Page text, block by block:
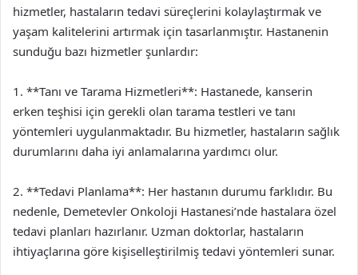
hizmetler, hastaların tedavi süreçlerini kolaylaştırmak ve
yaşam kalitelerini artırmak için tasarlanmıştır. Hastanenin
sunduğu bazı hizmetler şunlardır:
1. **Tanı ve Tarama Hizmetleri**: Hastanede, kanserin
erken teşhisi için gerekli olan tarama testleri ve tanı
yöntemleri uygulanmaktadır. Bu hizmetler, hastaların sağlık
durumlarını daha iyi anlamalarına yardımcı olur.
2. **Tedavi Planlama**: Her hastanın durumu farklıdır. Bu
nedenle, Demetevler Onkoloji Hastanesi’nde hastalara özel
tedavi planları hazırlanır. Uzman doktorlar, hastaların
ihtiyaçlarına göre kişiselleştirilmiş tedavi yöntemleri sunar.